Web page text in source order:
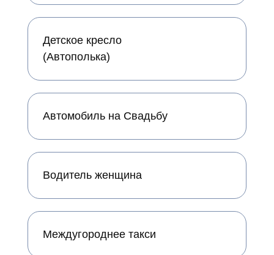
Детское кресло
(Автополька)
Автомобиль на Свадьбу
Водитель женщина
Междугороднее такси